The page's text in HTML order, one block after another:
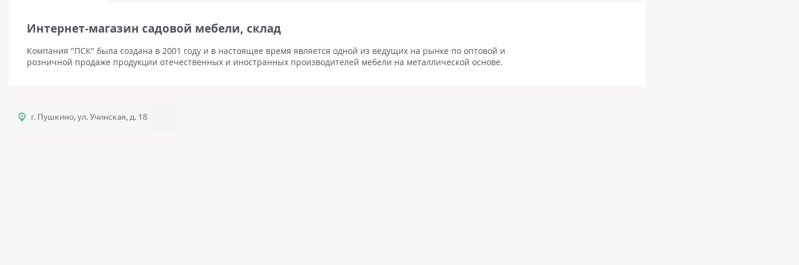
Интернет-магазин садовой мебели, склад
Компания "ПСК" была создана в 2001 году и в настоящее время является одной из ведущих на рынке по оптовой и
розничной продаже продукции отечественных и иностранных производителей мебели на металлической основе.
г. Пушкино, ул. Учинская, д. 18